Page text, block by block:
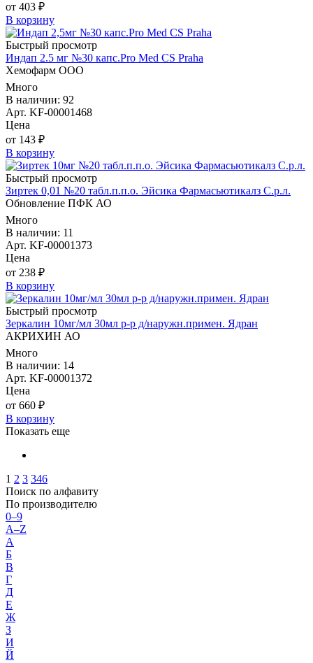
от 403 ₽
В корзину
Быстрый просмотр
Индап 2.5 мг №30 капс.Pro Med CS Praha
Хемофарм ООО
Много
В наличии: 92
Арт. KF-00001468
Цена
от 143 ₽
В корзину
Быстрый просмотр
Зиртек 0,01 №20 табл.п.п.о. Эйсика Фармасьютикалз С.р.л.
Обновление ПФК АО
Много
В наличии: 11
Арт. KF-00001373
Цена
от 238 ₽
В корзину
Быстрый просмотр
Зеркалин 10мг/мл 30мл р-р д/наружн.примен. Ядран
АКРИХИН АО
Много
В наличии: 14
Арт. KF-00001372
Цена
от 660 ₽
В корзину
Показать еще
1 2 3 346
Поиск по алфавиту
По производителю
0–9
A–Z
А
Б
В
Г
Д
Е
Ж
З
И
Й